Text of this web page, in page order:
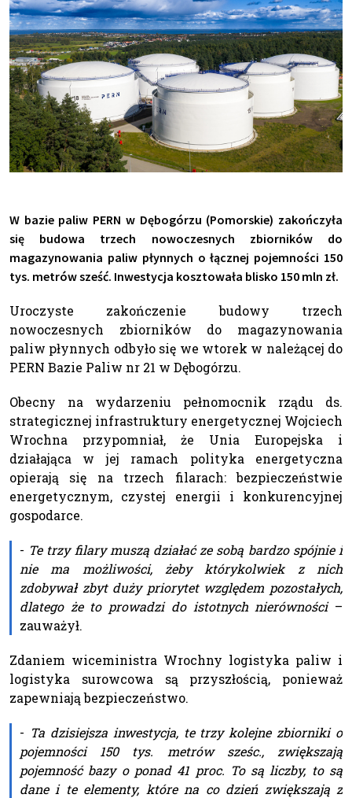
W bazie paliw PERN w Dębogórzu (Pomorskie) zakończyła
się budowa trzech nowoczesnych zbiorników do
magazynowania paliw płynnych o łącznej pojemności 150
tys. metrów sześć. Inwestycja kosztowała blisko 150 mln zł.
Uroczyste zakończenie budowy trzech
nowoczesnych zbiorników do magazynowania
paliw płynnych odbyło się we wtorek w należącej do
PERN Bazie Paliw nr 21 w Dębogórzu.
Obecny na wydarzeniu pełnomocnik rządu ds.
strategicznej infrastruktury energetycznej Wojciech
Wrochna przypomniał, że Unia Europejska i
działająca w jej ramach polityka energetyczna
opierają się na trzech filarach: bezpieczeństwie
energetycznym, czystej energii i konkurencyjnej
gospodarce.
- Te trzy filary muszą działać ze sobą bardzo spójnie i
nie ma możliwości, żeby którykolwiek z nich
zdobywał zbyt duży priorytet względem pozostałych,
dlatego że to prowadzi do istotnych nierówności–
zauważył.
Zdaniem wiceministra Wrochny logistyka paliw i
logistyka surowcowa są przyszłością, ponieważ
zapewniają bezpieczeństwo.
- Ta dzisiejsza inwestycja, te trzy kolejne zbiorniki o
pojemności 150 tys. metrów sześc., zwiększają
pojemność bazy o ponad 41 proc. To są liczby, to są
dane i te elementy, które na co dzień zwiększają z